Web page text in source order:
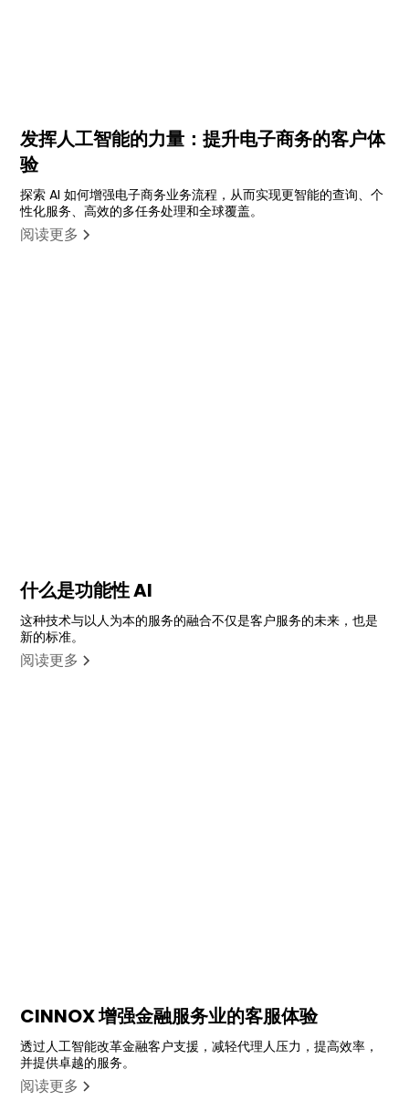
发挥人工智能的力量：提升电子商务的客户体
验
探索 AI 如何增强电子商务业务流程，从而实现更智能的查询、个
性化服务、高效的多任务处理和全球覆盖。
阅读更多
什么是功能性 AI
这种技术与以人为本的服务的融合不仅是客户服务的未来，也是
新的标准。
阅读更多
CINNOX 增强金融服务业的客服体验
透过人工智能改革金融客户支援，减轻代理人压力，提高效率，
并提供卓越的服务。
阅读更多